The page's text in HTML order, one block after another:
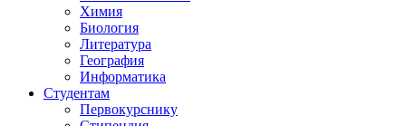
Химия
Биология
Литература
География
Информатика
Студентам
Первокурснику